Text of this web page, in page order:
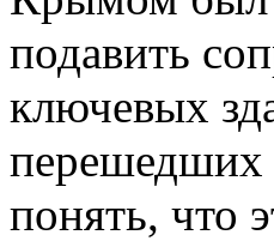
подавить
ключевых
перешедших
понять, что